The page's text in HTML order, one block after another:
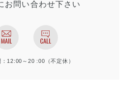
お問い合わせ下さい
12:00～20 :00（不定休）